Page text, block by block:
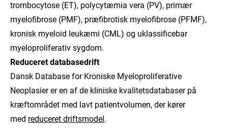
trombocytose (ET), polycytæmia vera (PV), primær
myelofibrose (PMF), præfibrotisk myelofibrose (PFMF),
kronisk myeloid leukæmi (CML) og uklassificebar
myeloproliferativ sygdom.
Reduceret databasedrift
Dansk Database for Kroniske Myeloproliferative
Neoplasier er en af de kliniske kvalitetsdatabaser på
kræftområdet med lavt patientvolumen, der kører
med reduceret driftsmodel.